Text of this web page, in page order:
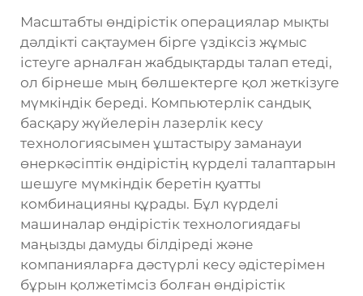
Масштабты өндірістік операциялар мықты
дәлдікті сақтаумен бірге үздіксіз жұмыс
істеуге арналған жабдықтарды талап етеді,
ол бірнеше мың бөлшектерге қол жеткізуге
мүмкіндік береді. Компьютерлік сандық
басқару жүйелерін лазерлік кесу
технологиясымен ұштастыру заманауи
өнеркәсіптік өндірістің күрделі талаптарын
шешуге мүмкіндік беретін қуатты
комбинацияны құрады. Бұл күрделі
машиналар өндірістік технологиядағы
маңызды дамуды білдіреді және
компанияларға дәстүрлі кесу әдістерімен
бұрын қолжетімсіз болған өндірістік